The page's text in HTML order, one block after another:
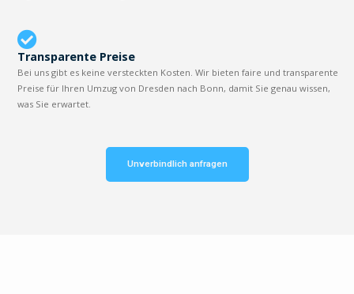
Transparente Preise
Bei uns gibt es keine versteckten Kosten. Wir bieten faire und transparente
Preise für Ihren Umzug von Dresden nach Bonn, damit Sie genau wissen,
was Sie erwartet.
Unverbindlich anfragen